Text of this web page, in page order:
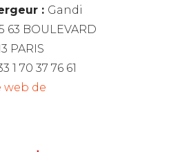
: Gandi
63 BOULEVARD
PARIS
1 70 37 76 61
web de